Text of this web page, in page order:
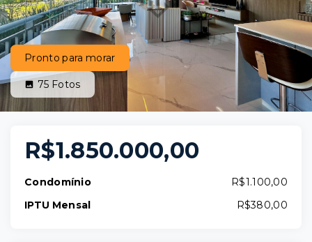
Pronto para morar
75 Fotos
R$1.850.000,00
Condomínio
R$1.100,00
IPTU Mensal
R$380,00